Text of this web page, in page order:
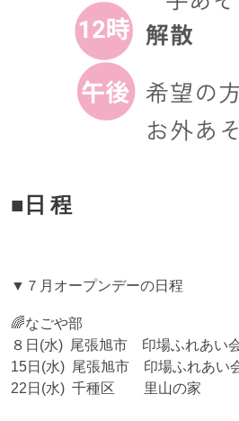
■日 程
▼７月オープンデーの日程
🌈なごや部
８日(水) 尾張旭市 印場ふれあい
15日(水) 尾張旭市 印場ふれあい
22日(水) 千種区 里山の家